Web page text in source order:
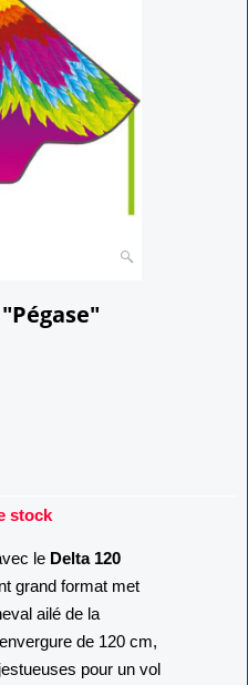
stock
le Delta 120
grand format met
ailé de la
de 120 cm,
pour un vol